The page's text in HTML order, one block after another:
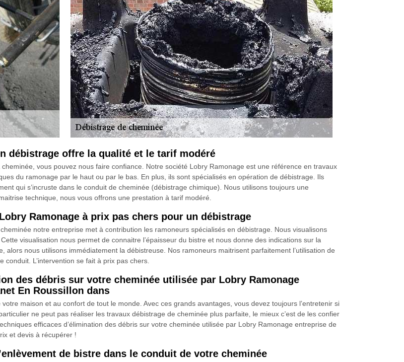
débistrage offre la qualité et le tarif modéré
vous pouvez nous faire confiance. Notre société Lobry Ramonage est une référence en travaux
du ramonage par le haut ou par le bas. En plus, ils sont spécialisés en opération de débistrage. Ils
qui s’incruste dans le conduit de cheminée (débistrage chimique). Nous utilisons toujours une
technique, nous vous offrons une prestation à tarif modéré.
Ramonage à prix pas chers pour un débistrage
notre entreprise met à contribution les ramoneurs spécialisés en débistrage. Nous visualisons
visualisation nous permet de connaitre l’épaisseur du bistre et nous donne des indications sur la
alors nous utilisons immédiatement la débistreuse. Nos ramoneurs maitrisent parfaitement l’utilisation de
conduit. L’intervention se fait à prix pas chers.
des débris sur votre cheminée utilisée par Lobry Ramonage
En Roussillon dans
maison et au confort de tout le monde. Avec ces grands avantages, vous devez toujours l’entretenir si
ne peut pas réaliser les travaux débistrage de cheminée plus parfaite, le mieux c’est de les confier
efficaces d’élimination des débris sur votre cheminée utilisée par Lobry Ramonage entreprise de
et devis à récupérer !
de bistre dans le conduit de votre cheminée